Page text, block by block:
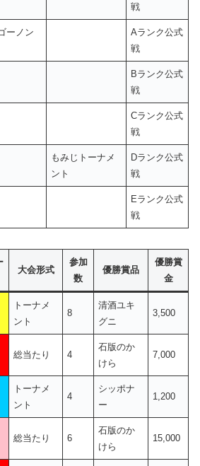
戦
ーノン
Aランク公式
戦
Bランク公式
戦
Cランク公式
戦
もみじトーナメ
ント
Dランク公式
戦
Eランク公式
戦
大会形式
参加
数
優勝賞品
優勝賞
金
トーナメ
ント
8
清酒ユキ
グニ
3,500
総当たり 4
石版のか
けら
7,000
トーナメ
ント
4
シッポナ
ー
1,200
総当たり 6
石版のか
けら
15,000